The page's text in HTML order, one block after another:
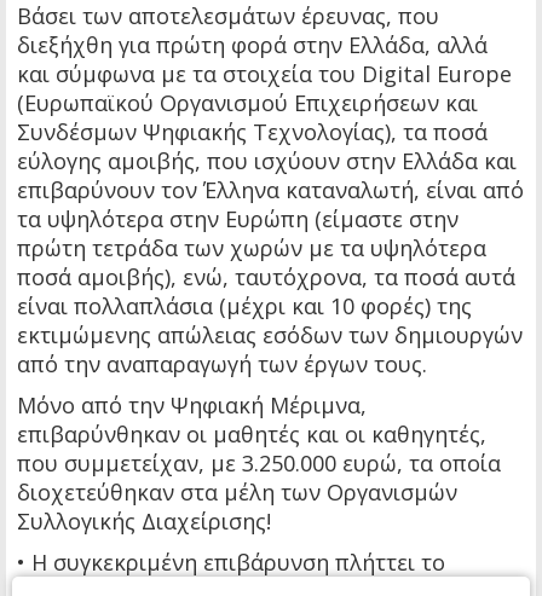
Βάσει των αποτελεσμάτων έρευνας, που
διεξήχθη για πρώτη φορά στην Ελλάδα, αλλά
και σύμφωνα με τα στοιχεία του Digital Europe
(Ευρωπαϊκού Οργανισμού Επιχειρήσεων και
Συνδέσμων Ψηφιακής Τεχνολογίας), τα ποσά
εύλογης αμοιβής, που ισχύουν στην Ελλάδα και
επιβαρύνουν τον Έλληνα καταναλωτή, είναι από
τα υψηλότερα στην Ευρώπη (είμαστε στην
πρώτη τετράδα των χωρών με τα υψηλότερα
ποσά αμοιβής), ενώ, ταυτόχρονα, τα ποσά αυτά
είναι πολλαπλάσια (μέχρι και 10 φορές) της
εκτιμώμενης απώλειας εσόδων των δημιουργών
από την αναπαραγωγή των έργων τους.
Μόνο από την Ψηφιακή Μέριμνα,
επιβαρύνθηκαν οι μαθητές και οι καθηγητές,
που συμμετείχαν, με 3.250.000 ευρώ, τα οποία
διοχετεύθηκαν στα μέλη των Οργανισμών
Συλλογικής Διαχείρισης!
• Η συγκεκριμένη επιβάρυνση πλήττει το